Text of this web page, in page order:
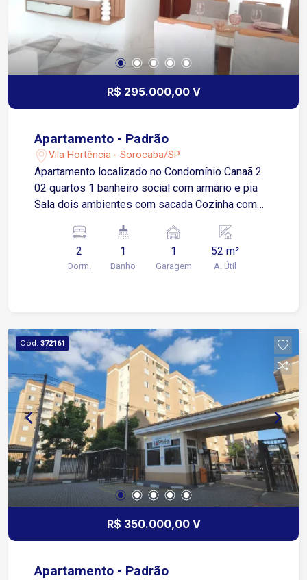
R$ 295.000,00 V
Apartamento - Padrão
Vila Hortência - Sorocaba/SP
Apartamento localizado no Condomínio Canaã 2
02 quartos 1 banheiro social com armário e pia
Sala dois ambientes com sacada Cozinha com
2
Dorm.
1
Banho
1
Garagem
52 m²
A. Útil
Cód. 372161
R$ 350.000,00 V
Apartamento - Padrão